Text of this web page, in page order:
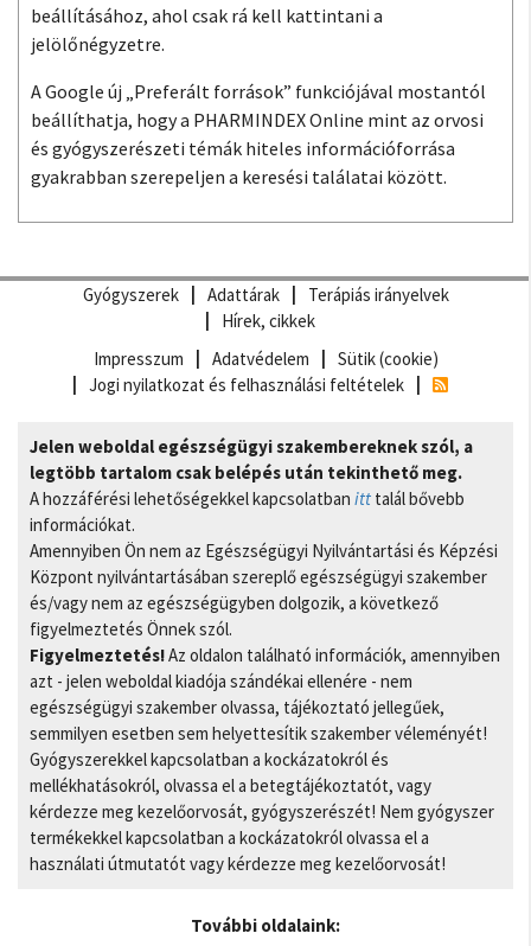
beállításához, ahol csak rá kell kattintani a
jelölőnégyzetre.
A Google új „Preferált források” funkciójával mostantól
beállíthatja, hogy a PHARMINDEX Online mint az orvosi
és gyógyszerészeti témák hiteles információforrása
gyakrabban szerepeljen a keresési találatai között.
Gyógyszerek Adattárak
Terápiás irányelvek
Hírek, cikkek
Impresszum
Adatvédelem
Sütik (cookie)
Jogi nyilatkozat és felhasználási feltételek
Jelen weboldal egészségügyi szakembereknek szól, a
legtöbb tartalom csak belépés után tekinthető meg.
A hozzáférési lehetőségekkel kapcsolatban itt talál bővebb
információkat.
Amennyiben Ön nem az Egészségügyi Nyilvántartási és Képzési
Központ nyilvántartásában szereplő egészségügyi szakember
és/vagy nem az egészségügyben dolgozik, a következő
figyelmeztetés Önnek szól.
Figyelmeztetés!Az oldalon található információk, amennyiben
azt - jelen weboldal kiadója szándékai ellenére - nem
egészségügyi szakember olvassa, tájékoztató jellegűek,
semmilyen esetben sem helyettesítik szakember véleményét!
Gyógyszerekkel kapcsolatban a kockázatokról és
mellékhatásokról, olvassa el a betegtájékoztatót, vagy
kérdezze meg kezelőorvosát, gyógyszerészét! Nem gyógyszer
termékekkel kapcsolatban a kockázatokról olvassa el a
használati útmutatót vagy kérdezze meg kezelőorvosát!
További oldalaink: